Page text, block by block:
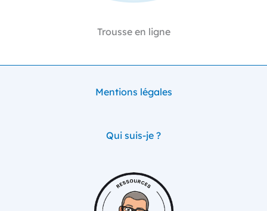
Trousse en ligne
Mentions légales
Qui suis-je ?